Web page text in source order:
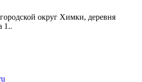
округ Химки, деревня
1..